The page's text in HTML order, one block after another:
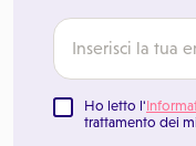
Ho letto l'
trattamento dei